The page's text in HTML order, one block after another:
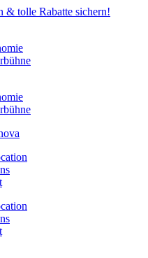
& tolle Rabatte sichern!